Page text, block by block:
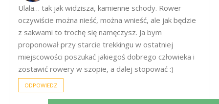
Ulala… tak jak widzisza, kamienne schody. Rower
oczywiście można nieść, można wnieść, ale jak będzie
z sakwami to trochę się namęczysz. Ja bym
proponował przy starcie trekkingu w ostatniej
miejscowości poszukać jakiegoś dobrego człowieka i
zostawić rowery w szopie, a dalej stopować :)
ODPOWIEDZ